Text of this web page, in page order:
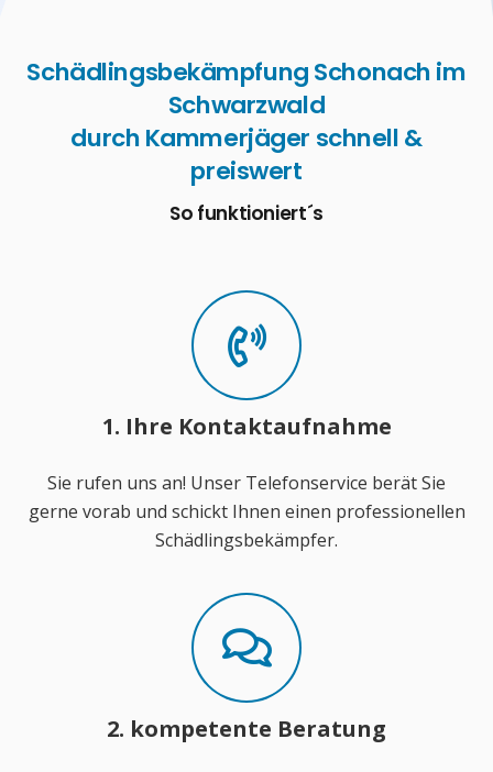
Schädlingsbekämpfung Schonach im
Schwarzwald
durch Kammerjäger schnell &
preiswert
So funktioniert´s
1. Ihre Kontaktaufnahme
Sie rufen uns an! Unser Telefonservice berät Sie
gerne vorab und schickt Ihnen einen professionellen
Schädlingsbekämpfer.
2. kompetente Beratung